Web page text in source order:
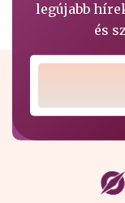
legújabb
és